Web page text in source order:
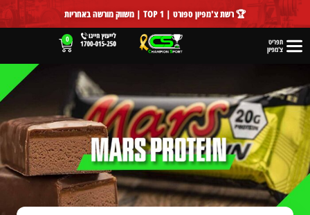
לתוכן 🏆 רשת צ'מפיון ספורט | TOP 1 | משווק מורשה באחריות
תפריט
צ'מפיון
0